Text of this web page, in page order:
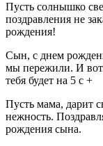
Пусть солнышко
поздравления не
рождения!
Сын, с днем
мы пережили. И вот
тебя будет на 5 с +
Пусть мама, дарит
нежность.
рождения сына.